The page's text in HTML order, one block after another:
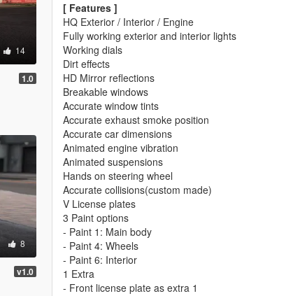
14
1.0
8
v1.0
[ Features ]
HQ Exterior / Interior / Engine
Fully working exterior and interior lights
Working dials
Dirt effects
HD Mirror reflections
Breakable windows
Accurate window tints
Accurate exhaust smoke position
Accurate car dimensions
Animated engine vibration
Animated suspensions
Hands on steering wheel
Accurate collisions(custom made)
V License plates
3 Paint options
- Paint 1: Main body
- Paint 4: Wheels
- Paint 6: Interior
1 Extra
- Front license plate as extra 1